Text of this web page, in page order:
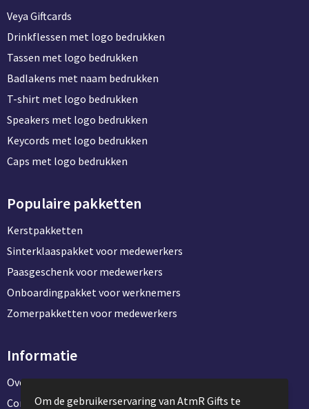
Veya Giftcards
Drinkflessen met logo bedrukken
Tassen met logo bedrukken
Badlakens met naam bedrukken
T-shirt met logo bedrukken
Speakers met logo bedrukken
Keycords met logo bedrukken
Caps met logo bedrukken
Populaire pakketten
Kerstpakketten
Sinterklaaspakket voor medewerkers
Paasgeschenk voor medewerkers
Onboardingpakket voor werknemers
Zomerpakketten voor medewerkers
Informatie
Over ons
Contact en klantenservice
Om de gebruikerservaring van AtmR Gifts te